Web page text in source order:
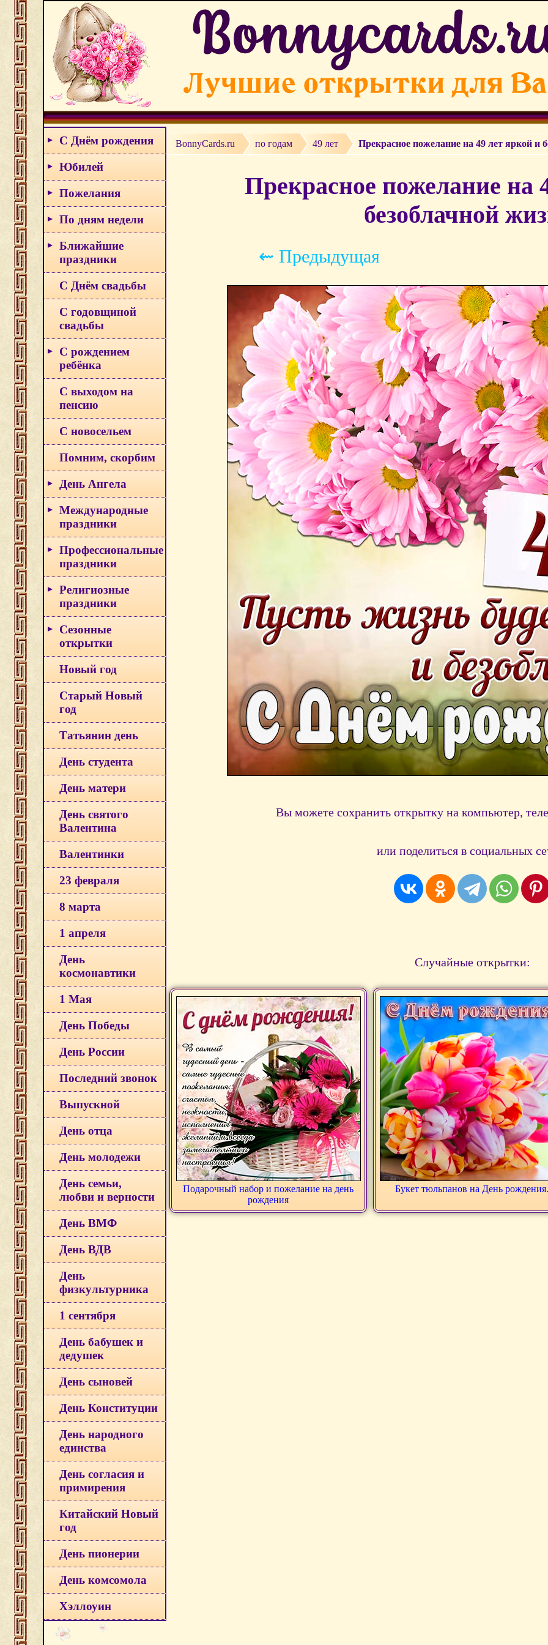
С Днём рождения
Юбилей
Пожелания
По дням недели
Ближайшие
праздники
С Днём свадьбы
С годовщиной
свадьбы
С рождением
ребёнка
С выходом на
пенсию
С новосельем
Помним, скорбим
День Ангела
Международные
праздники
Профессиональные
праздники
Религиозные
праздники
Сезонные
открытки
Новый год
Старый Новый
год
Татьянин день
День студента
День матери
День святого
Валентина
Валентинки
23 февраля
8 марта
1 апреля
День
космонавтики
1 Мая
День Победы
День России
Последний звонок
Выпускной
День отца
День молодежи
День семьи,
любви и верности
День ВМФ
День ВДВ
День
физкультурника
1 сентября
День бабушек и
дедушек
День сыновей
День Конституции
День народного
единства
День согласия и
примирения
Китайский Новый
год
День пионерии
День комсомола
Хэллоуин
BonnyCards.ru по годам 49 лет Прекрасное пожелание на 49 лет яркой и
Прекрасное пожелание на
безоблачной
⇜ Предыдущая
Вы можете сохранить открытку на компьютер,
или поделиться в социальных
Случайные открытки:
Подарочный набор и пожелание на день
рождения
Букет тюльпанов на День рождения.